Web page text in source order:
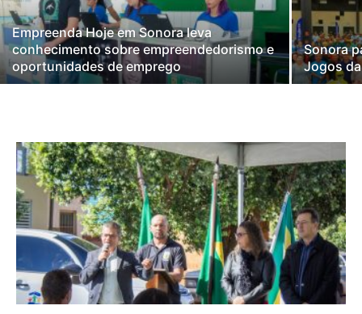
Empreenda Hoje em Sonora leva
conhecimento sobre empreendedorismo e
oportunidades de emprego
Sonora
Jogos